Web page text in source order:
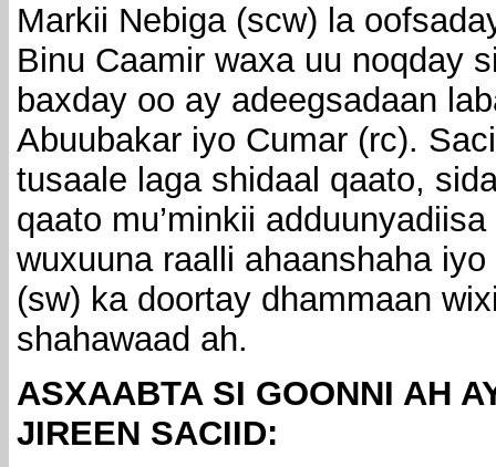
Markii Nebiga (scw) la
Binu Caamir waxa uu noqday
baxday oo ay adeegsadaan
Abuubakar iyo Cumar (rc).
tusaale laga shidaal qaato,
qaato mu’minkii
wuxuuna raalli ahaanshaha
(sw) ka doortay dhammaan
shahawaad ah.
ASXAABTA SI GOONNI AH
JIREEN SACIID: